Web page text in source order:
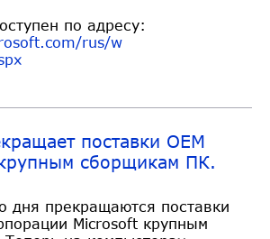
по адресу:
rus/w
поставки ОЕМ
сборщикам ПК.
дня прекращаются поставки
Microsoft крупным